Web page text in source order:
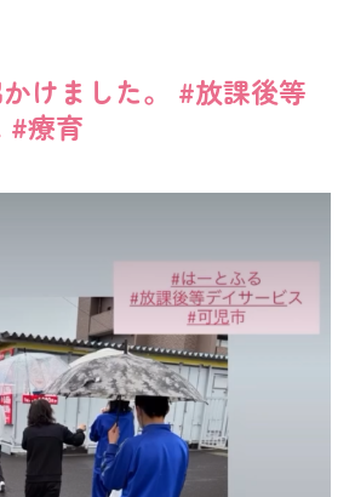
けました。 #放課後等
#療育